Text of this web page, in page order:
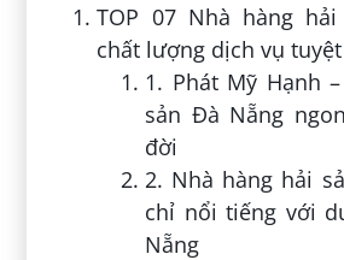
TOP 07 Nhà hàng
chất lượng dịch vụ
1. Phát Mỹ Hạnh
sản Đà Nẵng
đời
2. Nhà hàng hải
chỉ nổi tiếng với
Nẵng